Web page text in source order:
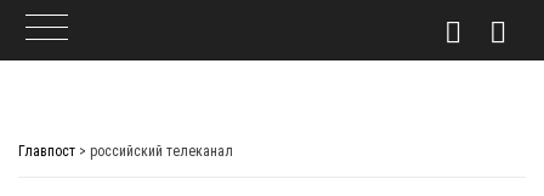
Главпост > российский телеканал